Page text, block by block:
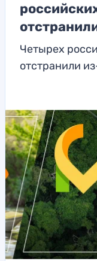
Четырех
отстранили